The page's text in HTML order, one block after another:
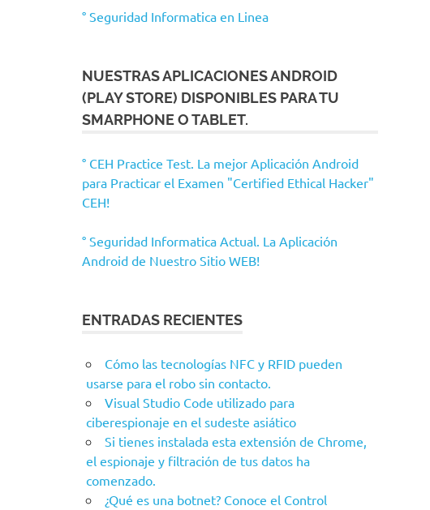
° Seguridad Informatica en Linea
NUESTRAS APLICACIONES ANDROID
(PLAY STORE) DISPONIBLES PARA TU
SMARPHONE O TABLET.
° CEH Practice Test. La mejor Aplicación Android
para Practicar el Examen "Certified Ethical Hacker"
CEH!
° Seguridad Informatica Actual. La Aplicación
Android de Nuestro Sitio WEB!
ENTRADAS RECIENTES
Cómo las tecnologías NFC y RFID pueden
usarse para el robo sin contacto.
Visual Studio Code utilizado para
ciberespionaje en el sudeste asiático
Si tienes instalada esta extensión de Chrome,
el espionaje y filtración de tus datos ha
comenzado.
¿Qué es una botnet? Conoce el Control